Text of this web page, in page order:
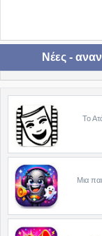
Νέες -
Το
Μια